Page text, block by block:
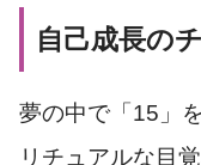
自己成長の
夢の中で「15」
リチュアルな目